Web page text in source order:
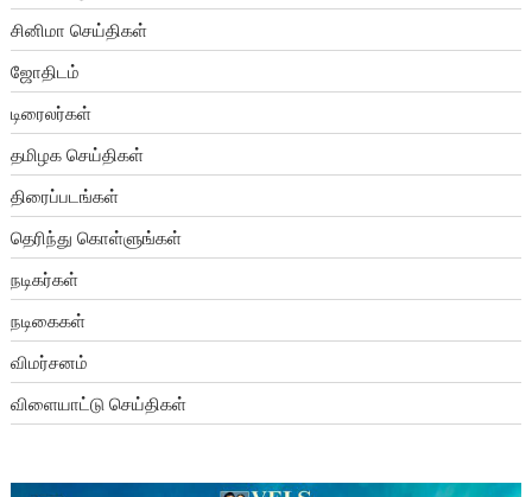
சினிமா செய்திகள்
ஜோதிடம்
டிரைலர்கள்
தமிழக செய்திகள்
திரைப்படங்கள்
தெரிந்து கொள்ளுங்கள்
நடிகர்கள்
நடிகைகள்
விமர்சனம்
விளையாட்டு செய்திகள்